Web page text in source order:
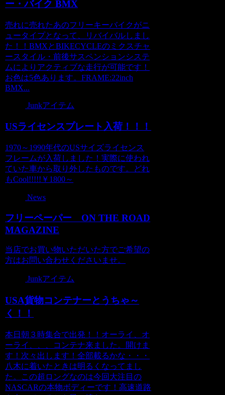
ー・バイク BMX
売れに売れたあのフリーキーバイクがニ
ュータイプとなって、リバイバルしまし
た！！BMXとBIKECYCLEのミクスチャ
ースタイル・前後サスペンションシステ
ムによりアクティブな走行が可能です！
お色は5色あります。FRAME:22inch
BMX...
Junkアイテム
USライセンスプレート入荷！！！
1970～1990年代のUSサイズライセンス
フレームが入荷しました！実際に使われ
ていた車から取り外したものです。どれ
もCool!!!!!￥1800～
News
フリーペーパー ON THE ROAD
MAGAZINE
当店でお買い物いただいた方でご希望の
方はお問い合わせくださいませ。
Junkアイテム
USA貨物コンテナーとうちゃ～
く！！
本日朝３時集合で出発！！オーライ、オ
ーライ、、、コンテナ来ました。開けま
す！次々出します！全部載るかな・・・
八木に着いたときは明るくなってまし
た。この超ロングなのは今回大注目の
NASCARの本物ボディーです！高速道路